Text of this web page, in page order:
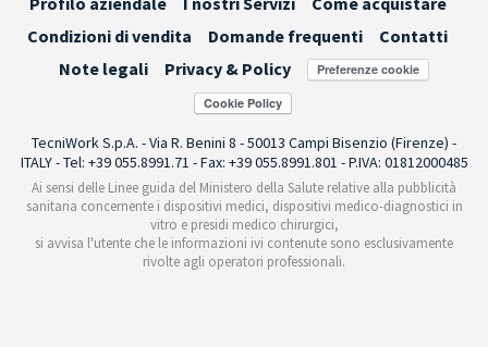
Condizioni di vendita
Domande frequenti
Contatti
Note legali
Privacy & Policy Preferenze cookie
TecniWork S.p.A. - Via R. Benini 8 - 50013 Campi Bisenzio (Firenze) -
ITALY - Tel: +39 055.8991.71 - Fax: +39 055.8991.801 - P.IVA: 01812000485
Ai sensi delle Linee guida del Ministero della Salute relative alla pubblicità
sanitaria concernente i dispositivi medici, dispositivi medico-diagnostici in
vitro e presidi medico chirurgici,
si avvisa l'utente che le informazioni ivi contenute sono esclusivamente
rivolte agli operatori professionali.